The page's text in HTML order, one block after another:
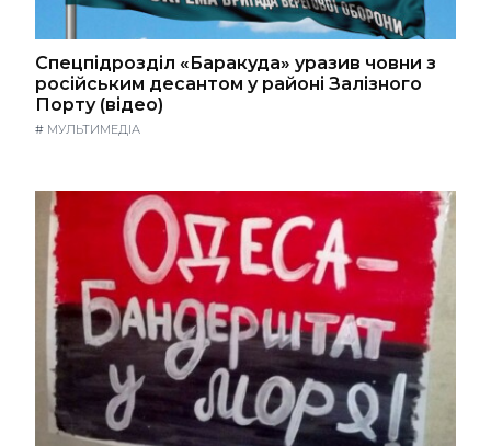
Спецпідрозділ «Баракуда» уразив човни з
російським десантом у районі Залізного
Порту (відео)
# МУЛЬТИМЕДІА